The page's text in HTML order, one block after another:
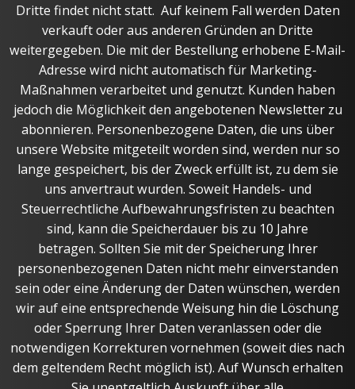
Dritte findet nicht statt. Auf keinem Fall werden Daten
verkauft oder aus anderen Gründen an Dritte
weitergegeben. Die mit der Bestellung erhobene E-Mail-
Adresse wird nicht automatisch für Marketing-
Maßnahmen verarbeitet und genutzt. Kunden haben
jedoch die Möglichkeit den angebotenen Newsletter zu
abonnieren. Personenbezogene Daten, die uns über
unsere Website mitgeteilt worden sind, werden nur so
lange gespeichert, bis der Zweck erfüllt ist, zu dem sie
uns anvertraut wurden. Soweit Handels- und
Steuerrechtliche Aufbewahrungsfristen zu beachten
sind, kann die Speicherdauer bis zu 10 Jahre
betragen. Sollten Sie mit der Speicherung Ihrer
personenbezogenen Daten nicht mehr einverstanden
sein oder eine Änderung der Daten wünschen, werden
wir auf eine entsprechende Weisung hin die Löschung
oder Sperrung Ihrer Daten veranlassen oder die
notwendigen Korrekturen vornehmen (soweit dies nach
dem geltendem Recht möglich ist). Auf Wunsch erhalten